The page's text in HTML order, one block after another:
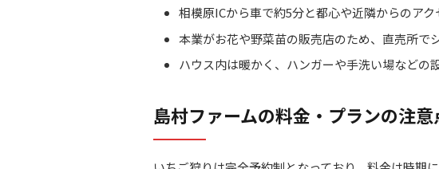
相模原ICから車で約5分と都心や近隣からのアク
本業がお花や野菜苗の販売店のため、直売所で
ハウス内は暖かく、ハンガーや手洗い場などの
島村ファームの料金・プランの注意